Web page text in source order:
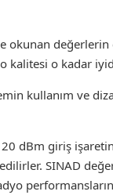
kalitesi o kadar
kullanım ve
dBm giriş
SINAD